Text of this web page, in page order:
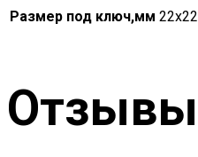
Размер под ключ,мм 22х22
Отзывы